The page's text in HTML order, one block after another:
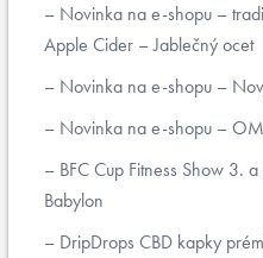
Novinka na e-shopu –
Apple Cider – Jablečný ocet
Novinka na e-shopu –
Novinka na e-shopu –
BFC Cup Fitness Show 3.
Babylon
DripDrops CBD kapky